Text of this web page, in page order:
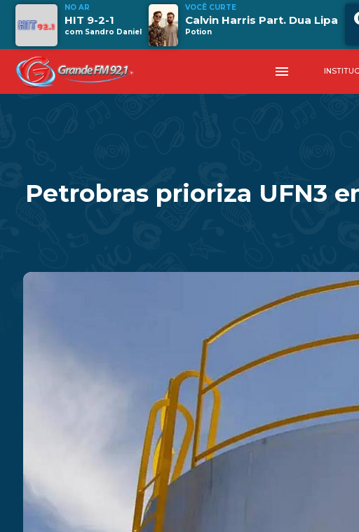
NO AR
HIT 9-2-1
com Sandro Daniel
VOCÊ CURTE
Calvin Harris Part. Dua Lipa
Potion
menu
Petrobras prioriza UFN3